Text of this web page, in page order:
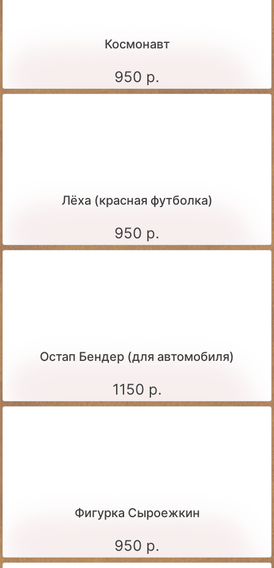
Космонавт
950 р.
Лёха (красная футболка)
950 р.
Остап Бендер (для автомобиля)
1150 р.
Фигурка Сыроежкин
950 р.